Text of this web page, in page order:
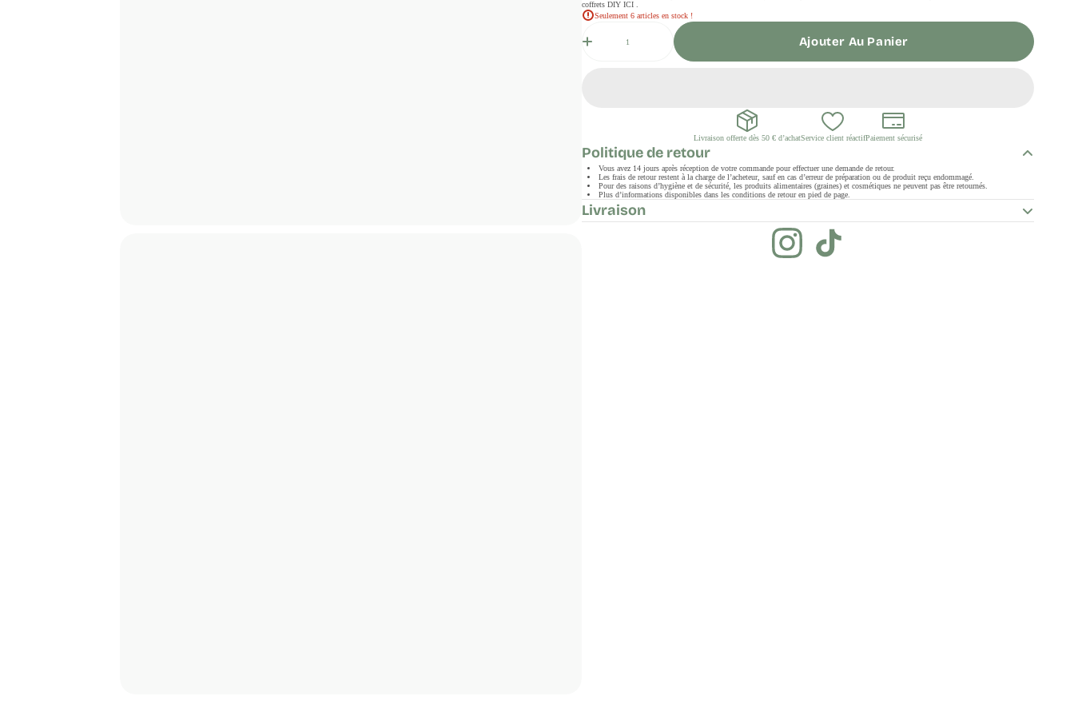
coffrets DIY ICI .
Seulement 6 articles en stock !
Ajouter Au Panier
Livraison offerte dès 50 € d’achatService client réactifPaiement sécurisé
Politique de retour
Vous avez 14 jours après réception de votre commande pour effectuer une demande de retour.
Les frais de retour restent à la charge de l’acheteur, sauf en cas d’erreur de préparation ou de produit reçu endommagé.
Pour des raisons d’hygiène et de sécurité, les produits alimentaires (graines) et cosmétiques ne peuvent pas être retournés.
Plus d’informations disponibles dans les conditions de retour en pied de page.
Livraison